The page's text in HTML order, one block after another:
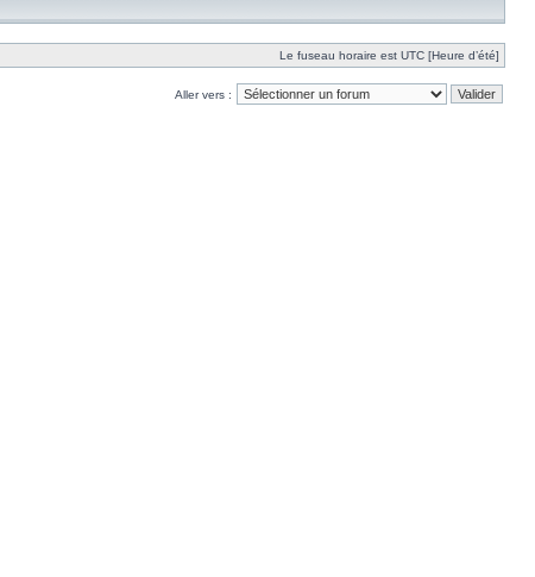
Le fuseau horaire est UTC [Heure d’été]
Aller vers :